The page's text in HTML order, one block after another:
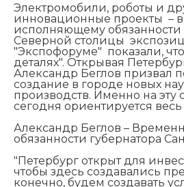
Электромобили, роботы и
инновационные проекты –
исполняющему обязанности
Северной столицы
"Экспофоруме" показали,
деталях". Открывая
Александр Беглов призвал
создание в городе новых
производств. Именно на эту
сегодня ориентируется
Александр Беглов –
обязанности губернатора
"Петербург открыт для
чтобы здесь создавались
конечно, будем создавать